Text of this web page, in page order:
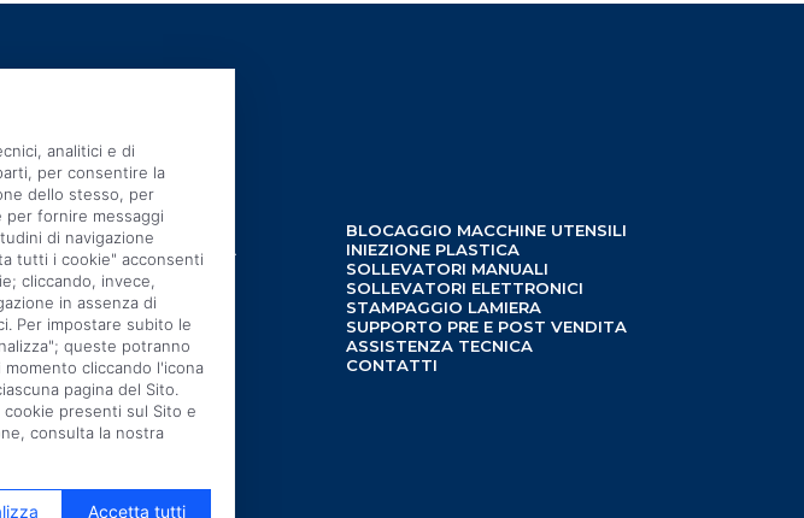
CHI SIAMO
TECNOLOGIA BREVETTATA
TECNOLOGIA SOSTENIBILE
RETE COMMERCIALE
NEWS
FIERE
QUALITÀ
LAVORA CON NOI
BLOCAGGIO MACCHINE UTENSILI
INIEZIONE PLASTICA
SOLLEVATORI MANUALI
SOLLEVATORI ELETTRONICI
STAMPAGGIO LAMIERA
SUPPORTO PRE E POST VENDITA
ASSISTENZA TECNICA
CONTATTI